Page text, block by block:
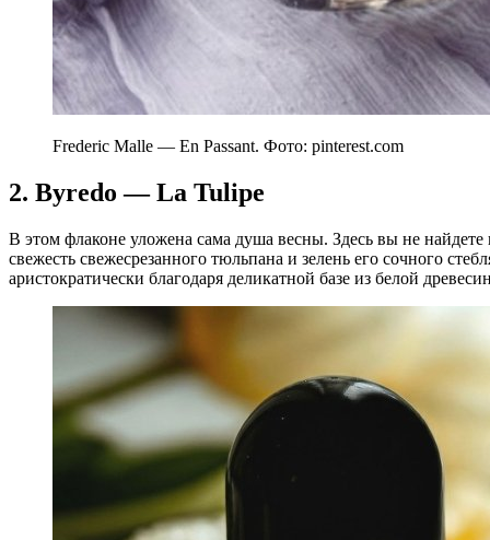
Frederic Malle — En Passant. Фото: pinterest.com
2. Byredo — La Tulipe
В этом флаконе уложена сама душа весны. Здесь вы не
свежесть свежесрезанного тюльпана и зелень его сочного
аристократически благодаря деликатной базе из белой